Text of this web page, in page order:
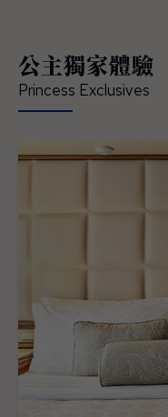
公主獨家體驗
Princess Exclusives